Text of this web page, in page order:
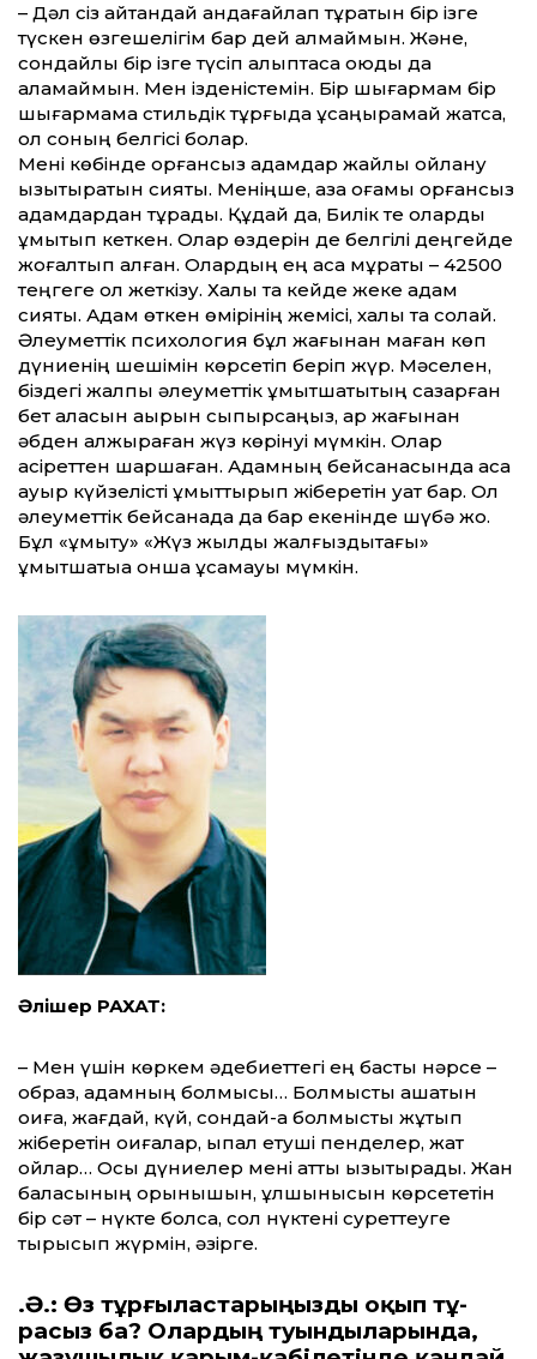
– Дәл сіз айтқандай андағайлап тұратын бір ізге
түскен өзгешелігім бар дей алмаймын. Және,
сондайлық бір ізге түсіп қалыптаса қою­ды да
қаламаймын. Мен ізденістемін. Бір шығармам бір
шығармама стильдік тұрғыда ұқсаңқырамай жатса,
ол соның белгісі болар.
Мені көбінде қорғансыз адамдар жайлы ойлану
қызықтыратын сияқты. Меніңше, қазақ қоғамы қорғансыз
адамдардан тұрады. Құдай да, Билік те оларды
ұмытып кеткен. Олар өздерін де белгілі деңгейде
жоғалтып алған. Олардың ең асқақ мұраты – 42500
тең­геге қол жеткізу. Халық та кейде жеке адам
сияқты. Адам өткен өмірінің жемісі, ха­лық та солай.
Әлеуметтік психология бұл жағынан маған көп
дүниенің шешімін көр­се­тіп беріп жүр. Мәселен,
біздегі жалпы әлеу­меттік ұмытшақтықтың сазарған
бет қал­қасын ақырын сыпырсаңыз, ар жағынан
әбден қалжыраған жүз көрінуі мүмкін. Олар
қасіреттен шаршаған. Адамның бейсанасында аса
ауыр күйзелісті ұмыттырып жіберетін қуат бар. Ол
әлеуметтік бейсанада да бар екенін­де шүбә жоқ.
Бұл «ұмыту» «Жүз жылдық жалғыз­дықтағы»
ұмытшақтыққа онша ұқсамауы мүмкін.
Әлішер РАХАТ:
– Мен үшін көркем әдебиеттегі ең басты нәрсе –
образ, адамның болмысы… Болмысты ашатын
оқиға, жағдай, күй, сондай-ақ бол­мысты жұтып
жіберетін оқиғалар, ықпал ету­ші пенделер, жат
ойлар… Осы дүниелер мені қатты қызықтырады. Жан
баласының қорқынышын, құлшынысын көрсететін
бір сәт – нүкте болса, сол нүктені суреттеуге
тырысып жүрмін, әзірге.
Қ.Ә.: Өз тұрғыластарыңызды оқып тұ­­
расыз ба? Олардың туындыларында,